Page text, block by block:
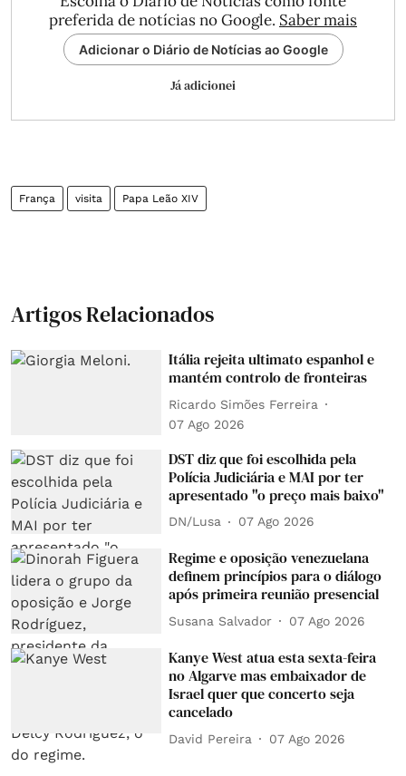
preferida de notícias no Google. Saber mais
Adicionar o Diário de Notícias ao Google
Já adicionei
França visita Papa Leão XIV
Artigos Relacionados
Itália rejeita ultimato espanhol e
mantém controlo de fronteiras
Ricardo Simões Ferreira
07 Ago 2026
DST diz que foi escolhida pela
Polícia Judiciária e MAI por ter
apresentado "o preço mais baixo"
DN/Lusa 07 Ago 2026
Regime e oposição venezuelana
definem princípios para o diálogo
após primeira reunião presencial
Susana Salvador 07 Ago 2026
Kanye West atua esta sexta-feira
no Algarve mas embaixador de
Israel quer que concerto seja
cancelado
David Pereira 07 Ago 2026